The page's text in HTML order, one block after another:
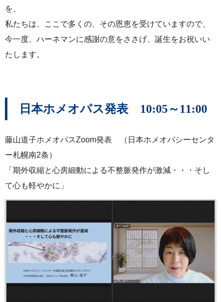
を、
私たちは、ここで多くの、その恩恵を受けていますので、
今一度、ハーネマンに感謝の意をささげ、誕生をお祝いい
たします。
日本ホメオパス発表 10:05～11:00
藤山道子ホメオパスZoom発表 （日本ホメオパシーセンタ
ー札幌南2条）
「期外収縮と心房細動による不整脈発作が激減・・・そし
て心も軽やかに」